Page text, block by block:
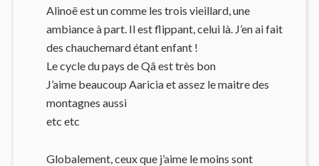
Alinoë est un comme les trois vieillard, une
ambiance à part. Il est flippant, celui là. J’en ai fait
des chauchemard étant enfant !
Le cycle du pays de Qâ est très bon
J’aime beaucoup Aaricia et assez le maitre des
montagnes aussi
etc etc
Globalement, ceux que j’aime le moins sont